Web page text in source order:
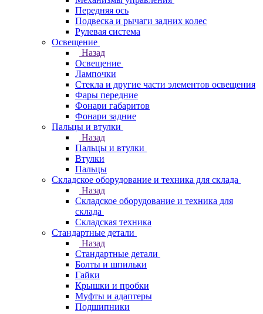
Передняя ось
Подвеска и рычаги задних колес
Рулевая система
Освещение
Назад
Освещение
Лампочки
Стекла и другие части элементов освещения
Фары передние
Фонари габаритов
Фонари задние
Пальцы и втулки
Назад
Пальцы и втулки
Втулки
Пальцы
Складское оборудование и техника для склада
Назад
Складское оборудование и техника для
склада
Складская техника
Стандартные детали
Назад
Стандартные детали
Болты и шпильки
Гайки
Крышки и пробки
Муфты и адаптеры
Подшипники